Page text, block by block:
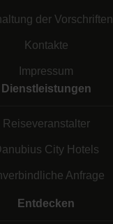
der Vorschriften
Kontakte
Impressum
Dienstleistungen
Reiseveranstalter
City Hotels
Anfrage
Entdecken